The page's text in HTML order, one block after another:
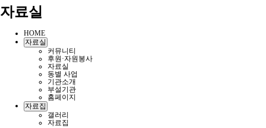
자료실
HOME
자료실
커뮤니티
후원·자원봉사
자료실
동별 사업
기관소개
부설기관
홈페이지
자료집
갤러리
자료집